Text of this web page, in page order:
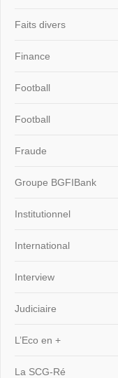
Faits divers
Finance
Football
Football
Fraude
Groupe BGFIBank
Institutionnel
International
Interview
Judiciaire
L’Eco en +
La SCG-Ré